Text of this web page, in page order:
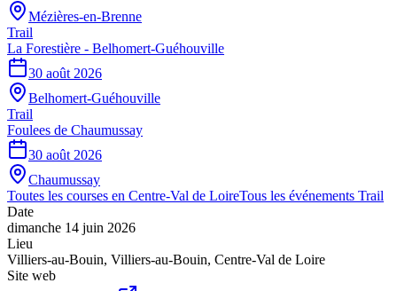
Mézières-en-Brenne
Trail
La Forestière - Belhomert-Guéhouville
30 août 2026
Belhomert-Guéhouville
Trail
Foulees de Chaumussay
30 août 2026
Chaumussay
Toutes les courses en Centre-Val de LoireTous les événements Trail
Date
dimanche 14 juin 2026
Lieu
Villiers-au-Bouin, Villiers-au-Bouin, Centre-Val de Loire
Site web